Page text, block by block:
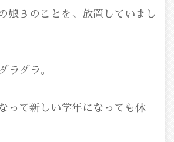
娘３のことを、放置していまし
ラダラ。
って新しい学年になっても休